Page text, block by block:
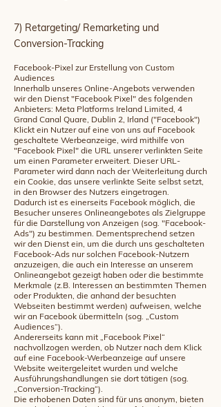
7) Retargeting/ Remarketing und
Conversion-Tracking
Facebook-Pixel zur Erstellung von Custom
Audiences
Innerhalb unseres Online-Angebots verwenden
wir den Dienst "Facebook Pixel" des folgenden
Anbieters: Meta Platforms Ireland Limited, 4
Grand Canal Quare, Dublin 2, Irland ("Facebook")
Klickt ein Nutzer auf eine von uns auf Facebook
geschaltete Werbeanzeige, wird mithilfe von
"Facebook Pixel" die URL unserer verlinkten Seite
um einen Parameter erweitert. Dieser URL-
Parameter wird dann nach der Weiterleitung durch
ein Cookie, das unsere verlinkte Seite selbst setzt,
in den Browser des Nutzers eingetragen.
Dadurch ist es einerseits Facebook möglich, die
Besucher unseres Onlineangebotes als Zielgruppe
für die Darstellung von Anzeigen (sog. "Facebook-
Ads") zu bestimmen. Dementsprechend setzen
wir den Dienst ein, um die durch uns geschalteten
Facebook-Ads nur solchen Facebook-Nutzern
anzuzeigen, die auch ein Interesse an unserem
Onlineangebot gezeigt haben oder die bestimmte
Merkmale (z.B. Interessen an bestimmten Themen
oder Produkten, die anhand der besuchten
Webseiten bestimmt werden) aufweisen, welche
wir an Facebook übermitteln (sog. „Custom
Audiences“).
Andererseits kann mit „Facebook Pixel“
nachvollzogen werden, ob Nutzer nach dem Klick
auf eine Facebook-Werbeanzeige auf unsere
Website weitergeleitet wurden und welche
Ausführungshandlungen sie dort tätigen (sog.
„Conversion-Tracking“).
Die erhobenen Daten sind für uns anonym, bieten